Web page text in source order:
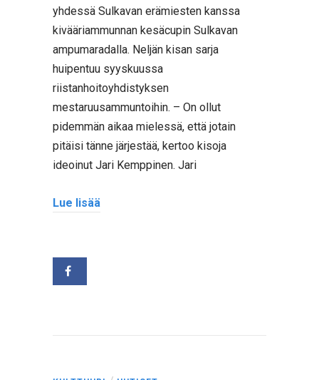
yhdessä Sulkavan erämiesten kanssa
kivääriammunnan kesäcupin Sulkavan
ampumaradalla. Neljän kisan sarja
huipentuu syyskuussa
riistanhoitoyhdistyksen
mestaruusammuntoihin. – On ollut
pidemmän aikaa mielessä, että jotain
pitäisi tänne järjestää, kertoo kisoja
ideoinut Jari Kemppinen. Jari
Lue lisää